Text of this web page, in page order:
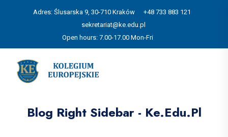
Adres: Ślusarska 9, 30-710 Kraków
+48 733 883 121
sekretariat@ke.edu.pl
Open hours: 7.00-17.00 Mon-Fri
Blog Right Sidebar - Ke.edu.pl